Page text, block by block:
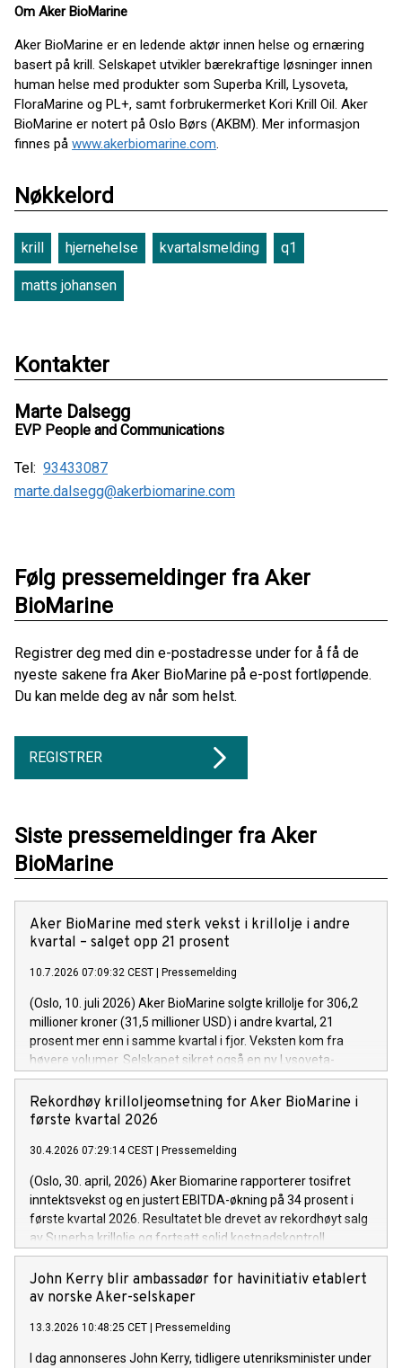
Om Aker BioMarine
Aker BioMarine er en ledende aktør innen helse og ernæring
basert på krill. Selskapet utvikler bærekraftige løsninger innen
human helse med produkter som Superba Krill, Lysoveta,
FloraMarine og PL+, samt forbrukermerket Kori Krill Oil. Aker
BioMarine er notert på Oslo Børs (AKBM). Mer informasjon
finnes på www.akerbiomarine.com.
Nøkkelord
krill hjernehelse kvartalsmelding q1
matts johansen
Kontakter
Marte Dalsegg
EVP People and Communications
Tel: 93433087
marte.dalsegg@akerbiomarine.com
Følg pressemeldinger fra Aker
BioMarine
Registrer deg med din e-postadresse under for å få de
nyeste sakene fra Aker BioMarine på e-post fortløpende.
Du kan melde deg av når som helst.
REGISTRER
Siste pressemeldinger fra Aker
BioMarine
Aker BioMarine med sterk vekst i krillolje i andre
kvartal – salget opp 21 prosent
10.7.2026 07:09:32 CEST Pressemelding
(Oslo, 10. juli 2026) Aker BioMarine solgte krillolje for 306,2
millioner kroner (31,5 millioner USD) i andre kvartal, 21
prosent mer enn i samme kvartal i fjor. Veksten kom fra
høyere volumer. Selskapet sikret også en ny Lysoveta-
kontrakt verdt 38,9 millioner kroner (4 millioner USD) i
omsetning første året og vant en ny Superba-kunde som blir
en av selskapets største kunder.
Rekordhøy krilloljeomsetning for Aker BioMarine i
første kvartal 2026
30.4.2026 07:29:14 CEST Pressemelding
(Oslo, 30. april, 2026) Aker Biomarine rapporterer tosifret
inntektsvekst og en justert EBITDA-økning på 34 prosent i
første kvartal 2026. Resultatet ble drevet av rekordhøyt salg
av Superba krillolje og fortsatt solid kostnadskontroll.
John Kerry blir ambassadør for havinitiativ etablert
av norske Aker-selskaper
13.3.2026 10:48:25 CET Pressemelding
I dag annonseres John Kerry, tidligere utenriksminister under